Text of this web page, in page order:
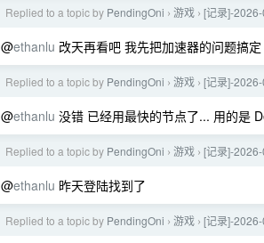
Replied to a topic by PendingOni › 游戏 › [记录]-2026-
@ethanlu 改天再看吧 我先把加速器的问题搞
Replied to a topic by PendingOni › 游戏 › [记录]-2026-
@ethanlu 没错 已经用最快的节点了... 用的是
Replied to a topic by PendingOni › 游戏 › [记录]-2026-
@ethanlu 昨天登陆找到了
Replied to a topic by PendingOni › 游戏 › [记录]-2026-